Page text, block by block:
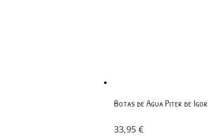
Botas de Agua Piter de Igor
33,95€